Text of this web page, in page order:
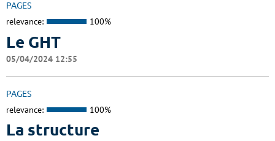
PAGES
relevance: 100%
Le GHT
05/04/2024 12:55
PAGES
relevance: 100%
La structure